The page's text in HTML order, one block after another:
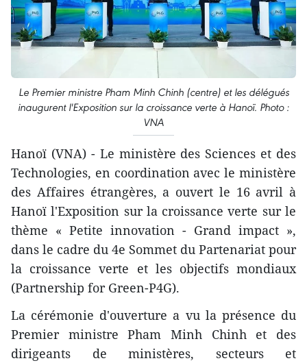
Le Premier ministre Pham Minh Chinh (centre) et les délégués
inaugurent l'Exposition sur la croissance verte à Hanoï. Photo :
VNA
Hanoï (VNA) - Le ministère des Sciences et des
Technologies, en coordination avec le ministère
des Affaires étrangères, a ouvert le 16 avril à
Hanoï l'Exposition sur la croissance verte sur le
thème « Petite innovation - Grand impact »,
dans le cadre du 4e Sommet du Partenariat pour
la croissance verte et les objectifs mondiaux
(Partnership for Green-P4G).
La cérémonie d'ouverture a vu la présence du
Premier ministre Pham Minh Chinh et des
dirigeants de ministères, secteurs et